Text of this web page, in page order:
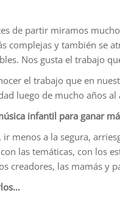
de partir miramos
complejas y también se
Nos gusta el trabajo
el trabajo que en
luego de mucho años
infantil para ganar
ir menos a la segura,
las temáticas, con los
creadores, las mamás y